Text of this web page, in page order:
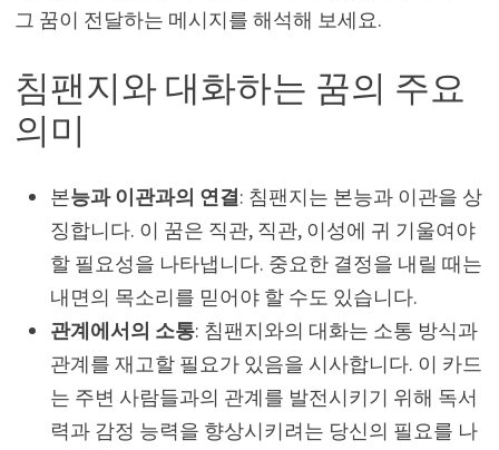
그 꿈이 전달하는 메시지를 해석해 보세요.
침팬지와 대화하는 꿈의 주요
의미
본능과 이관과의 연결: 침팬지는 본능과 이관을 상
징합니다. 이 꿈은 직관, 직관, 이성에 귀 기울여야
할 필요성을 나타냅니다. 중요한 결정을 내릴 때는
내면의 목소리를 믿어야 할 수도 있습니다.
관계에서의 소통: 침팬지와의 대화는 소통 방식과
관계를 재고할 필요가 있음을 시사합니다. 이 카드
는 주변 사람들과의 관계를 발전시키기 위해 독서
력과 감정 능력을 향상시키려는 당신의 필요를 나